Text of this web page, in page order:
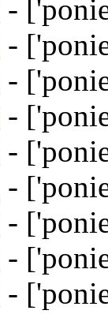
-
-
-
-
-
-
-
-
-